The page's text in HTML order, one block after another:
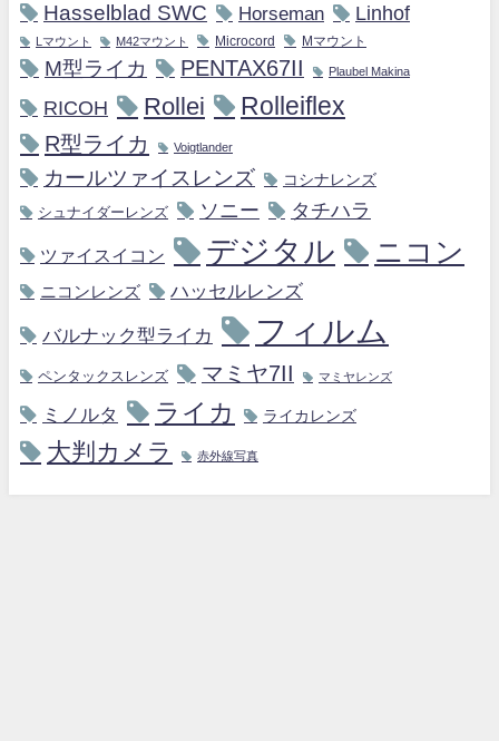
Hasselblad SWC Horseman Linhof
Lマウント M42マウント Microcord Mマウント
M型ライカ PENTAX67II Plaubel Makina
RICOH Rollei Rolleiflex
R型ライカ Voigtlander
カールツァイスレンズ コシナレンズ
シュナイダーレンズ ソニー タチハラ
ツァイスイコン デジタル ニコン
ニコンレンズ ハッセルレンズ
バルナック型ライカ フィルム
ペンタックスレンズ マミヤ7II マミヤレンズ
ミノルタ ライカ ライカレンズ
大判カメラ 赤外線写真